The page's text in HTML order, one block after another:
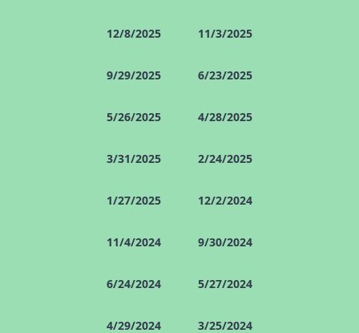
12/8/2025 11/3/2025
9/29/2025 6/23/2025
5/26/2025 4/28/2025
3/31/2025 2/24/2025
1/27/2025 12/2/2024
11/4/2024 9/30/2024
6/24/2024 5/27/2024
4/29/2024 3/25/2024